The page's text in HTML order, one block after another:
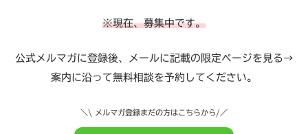
※現在、募集中です。
公式メルマガに登録後、メールに記載の限定ページを見る→
案内に沿って無料相談を予約してください。
＼\ メルマガ登録まだの方はこちらから /／